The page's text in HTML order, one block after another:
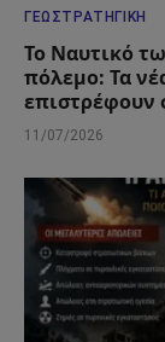
ΓΕΩΣΤΡΑΤΗΓΙΚΉ
Το Ναυτικό
πόλεμο: Τα
επιστρέφουν
11/07/2026